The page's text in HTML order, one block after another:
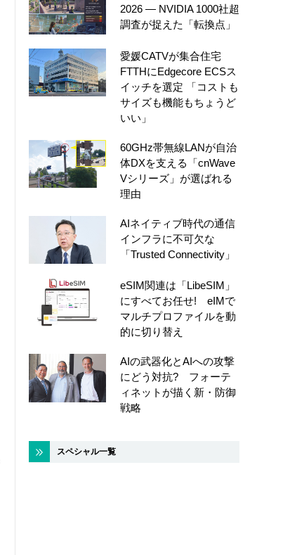
2026 ― NVIDIA 1000社超
調査が捉えた「転換点」
愛媛CATVが集合住宅
FTTHにEdgecore ECSス
イッチを選定 「コストも
サイズも機能もちょうど
いい」
60GHz帯無線LANが自治
体DXを支える「cnWave
Vシリーズ」が選ばれる
理由
AIネイティブ時代の通信
インフラに不可欠な
「Trusted Connectivity」
eSIM関連は「LibeSIM」
にすべてお任せ! eIMで
マルチプロファイルを動
的に切り替え
AIの武器化とAIへの攻撃
にどう対抗? フォーテ
ィネットが描く新・防御
戦略
スペシャル一覧